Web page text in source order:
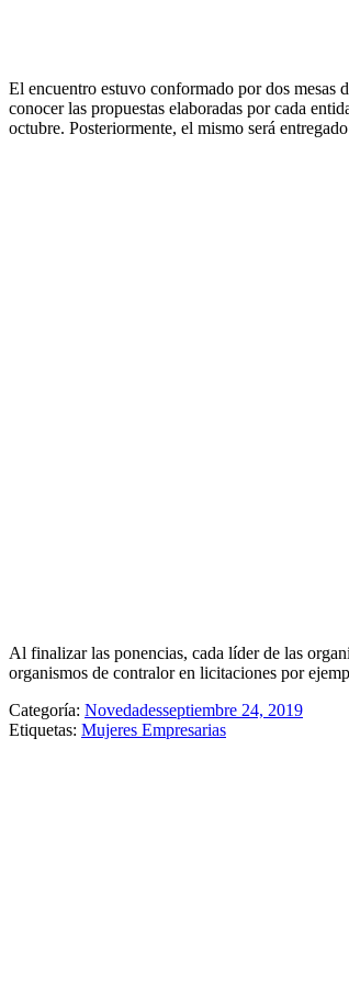
El encuentro estuvo conformado por dos mesas
conocer las propuestas elaboradas por cada
octubre. Posteriormente, el mismo será
Al finalizar las ponencias, cada líder de las
organismos de contralor en licitaciones por
Categoría: Novedadesseptiembre 24, 2019
Etiquetas: Mujeres Empresarias